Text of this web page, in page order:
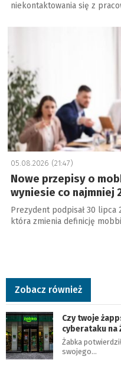
niekontaktowania się z
05.08.2026 (21:47)
Nowe przepisy o
wyniesie co najmniej
Prezydent podpisał 30 lipca
która zmienia definicję
Zobacz również
Czy twoje
cyberataku na
Żabka
swojego…